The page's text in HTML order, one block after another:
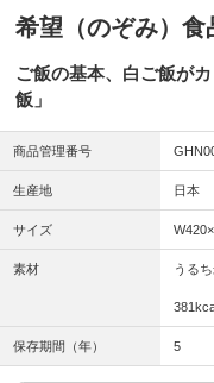
希望（のぞみ）
ご飯の基本、白ご飯が
飯」
商品管理番号
生産地 日本
サイズ
素材 うる
保存期間（年） 5